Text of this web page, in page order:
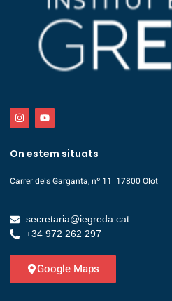
On estem situats
Carrer dels Garganta, nº 11 17800 Olot
secretaria@iegreda.cat
+34 972 262 297
Google Maps